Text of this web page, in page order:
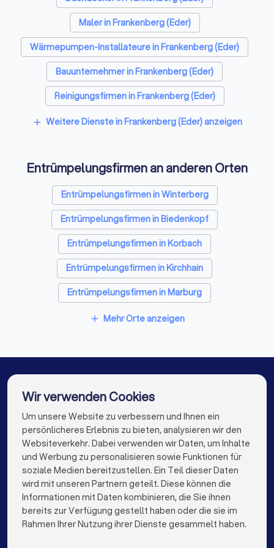
Maler in Frankenberg (Eder)
Wärmepumpen-Installateure in Frankenberg (Eder)
Bauunternehmer in Frankenberg (Eder)
Reinigungsfirmen in Frankenberg (Eder)
Stuckateure in Frankenberg (Eder)
Umzugsunternehmen in Frankenberg (Eder)
Kammerjäger in Frankenberg (Eder)
Sicherheitstechniker in Frankenberg (Eder)
Trockenbauer in Frankenberg (Eder)
Sanitärinstallateure in Frankenberg (Eder)
Fliesenleger in Frankenberg (Eder)
Fensterbauer in Frankenberg (Eder)
add Weitere Dienste in Frankenberg (Eder) anzeigen
Entrümpelungsfirmen an anderen Orten
Entrümpelungsfirmen in Winterberg
Entrümpelungsfirmen in Biedenkopf
Entrümpelungsfirmen in Korbach
Entrümpelungsfirmen in Kirchhain
Entrümpelungsfirmen in Marburg
Entrümpelungsfirmen in Stadtallendorf
Entrümpelungsfirmen in Olsberg
Entrümpelungsfirmen in Wolfhagen
Entrümpelungsfirmen in Berlin
Entrümpelungsfirmen in Hamburg
Entrümpelungsfirmen in München
Entrümpelungsfirmen in Köln
add Mehr Orte anzeigen
Die besten Entrümpelungsfirmen für Sie
info@trustlocal.de
FÜR PRIVATPERSONEN
Wir verwenden Cookies
Um unsere Website zu verbessern und Ihnen ein
persönlicheres Erlebnis zu bieten, analysieren wir den
Websiteverkehr. Dabei verwenden wir Daten, um Inhalte
und Werbung zu personalisieren sowie Funktionen für
soziale Medien bereitzustellen. Ein Teil dieser Daten
wird mit unseren Partnern geteilt. Diese können die
Informationen mit Daten kombinieren, die Sie ihnen
bereits zur Verfügung gestellt haben oder die sie im
Rahmen Ihrer Nutzung ihrer Dienste gesammelt haben.